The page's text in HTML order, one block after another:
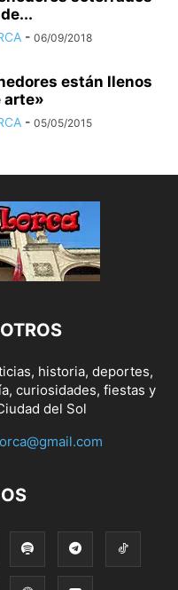
- 06/09/2018
están llenos
arte»
- 05/05/2015
historia, deportes,
curiosidades, fiestas y
del Sol